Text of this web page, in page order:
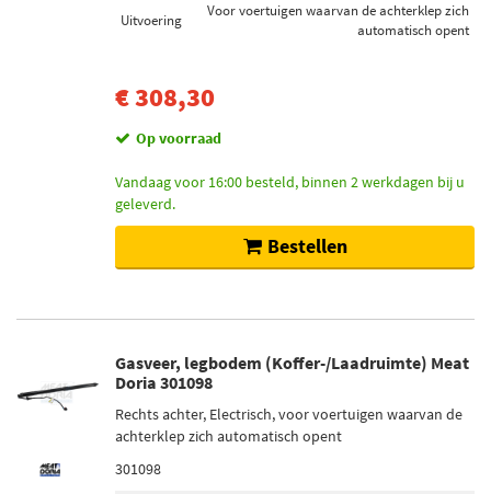
Uitvoering
Voor voertuigen waarvan de achterklep zich
automatisch opent
€ 308,30
Op voorraad
Vandaag voor 16:00 besteld, binnen 2 werkdagen bij u
geleverd.
Bestellen
Gasveer, legbodem (Koffer-/Laadruimte) Meat
Doria 301098
Rechts achter, Electrisch, voor voertuigen waarvan de
achterklep zich automatisch opent
301098